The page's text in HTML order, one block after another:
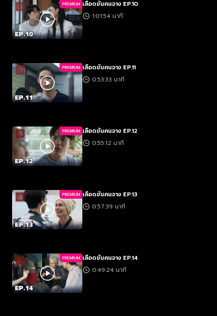
PREMIUM เลือดข้นคนจาง EP.10
1:01:54 นาที
PREMIUM เลือดข้นคนจาง EP.11
0:53:33 นาที
PREMIUM เลือดข้นคนจาง EP.12
0:55:12 นาที
PREMIUM เลือดข้นคนจาง EP.13
0:57:39 นาที
PREMIUM เลือดข้นคนจาง EP.14
0:49:24 นาที